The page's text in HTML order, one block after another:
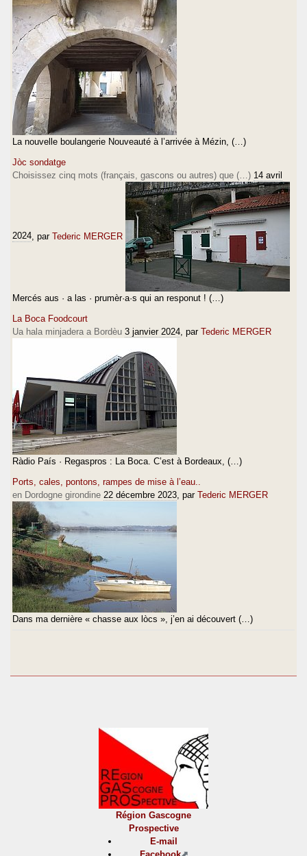
La nouvelle boulangerie Nouveauté à l’arrivée à Mézin, (…)
Jòc sondatge
Choisissez cinq mots (français, gascons ou autres) que (…) 14 avril
2024 , par Tederic MERGER
Mercés aus · a las · prumèr·a·s qui an responut ! (…)
La Boca Foodcourt
Ua hala minjadera a Bordèu 3 janvier 2024 , par Tederic MERGER
Ràdio País · Regaspros : La Boca. C’est à Bordeaux, (…)
Ports, cales, pontons, rampes de mise à l’eau..
en Dordogne girondine 22 décembre 2023 , par Tederic MERGER
Dans ma dernière « chasse aux lòcs », j’en ai découvert (…)
Région Gascogne
Prospective
E-mail